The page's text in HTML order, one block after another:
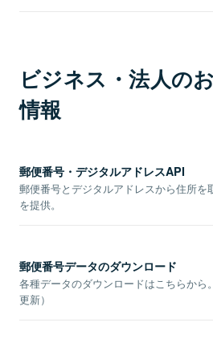
ビジネス・法人の
情報
郵便番号・デジタルアドレスAPI
郵便番号とデジタルアドレスから住所を
を提供。
郵便番号データのダウンロード
各種データのダウンロードはこちらから
更新）